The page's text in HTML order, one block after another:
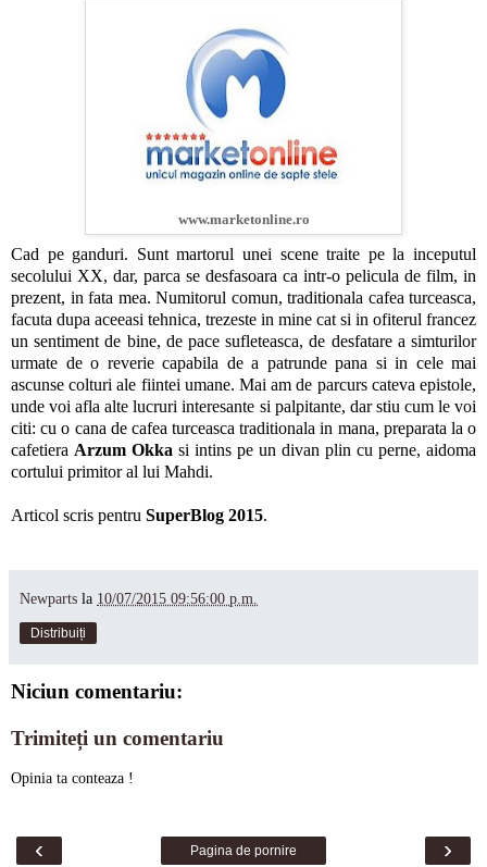
www.marketonline.ro
Cad pe ganduri. Sunt martorul unei scene traite pe la inceputul
secolului XX, dar, parca se desfasoara ca intr-o pelicula de film, in
prezent, in fata mea. Numitorul comun, traditionala cafea turceasca,
facuta dupa aceeasi tehnica, trezeste in mine cat si in ofiterul francez
un sentiment de bine, de pace sufleteasca, de desfatare a simturilor
urmate de o reverie capabila de a patrunde pana si in cele mai
ascunse colturi ale fiintei umane. Mai am de parcurs cateva epistole,
unde voi afla alte lucruri interesante si palpitante, dar stiu cum le voi
citi: cu o cana de cafea turceasca traditionala in mana, preparata la o
cafetiera Arzum Okka si intins pe un divan plin cu perne, aidoma
cortului primitor al lui Mahdi.
Articol scris pentru SuperBlog 2015.
Newparts la 10/07/2015 09:56:00 p.m.
Distribuiți
Niciun comentariu:
Trimiteți un comentariu
Opinia ta conteaza !
‹ ›
Pagina de pornire